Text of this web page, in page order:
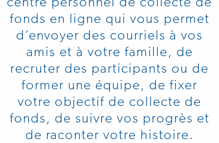
fonds en ligne qui vous permet
d’envoyer des courriels à vos
amis et à votre famille, de
recruter des participants ou de
former une équipe, de fixer
votre objectif de collecte de
fonds, de suivre vos progrès et
de raconter votre histoire.